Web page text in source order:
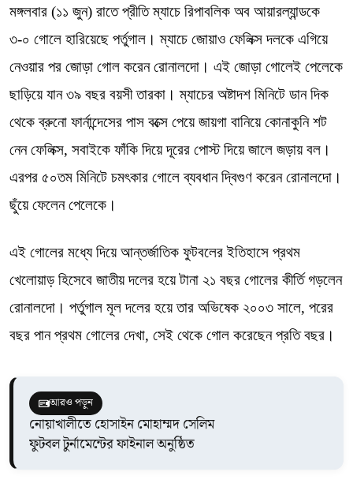
মঙ্গলবার (১১ জুন) রাতে প্রীতি ম্যাচে রিপাবলিক অব আয়ারল্যান্ডকে
৩-০ গোলে হারিয়েছে পর্তুগাল। ম্যাচে জোয়াও ফেলিক্স দলকে এগিয়ে
নেওয়ার পর জোড়া গোল করেন রোনালদো। এই জোড়া গোলেই পেলেকে
ছাড়িয়ে যান ৩৯ বছর বয়সী তারকা। ম্যাচের অষ্টাদশ মিনিটে ডান দিক
থেকে ব্রুনো ফার্নান্দেসের পাস বক্সে পেয়ে জায়গা বানিয়ে কোনাকুনি শট
নেন ফেলিক্স, সবাইকে ফাঁকি দিয়ে দূরের পোস্ট দিয়ে জালে জড়ায় বল।
এরপর ৫০তম মিনিটে চমৎকার গোলে ব্যবধান দ্বিগুণ করেন রোনালদো।
ছুঁয়ে ফেলেন পেলেকে।
এই গোলের মধ্যে দিয়ে আন্তর্জাতিক ফুটবলের ইতিহাসে প্রথম
খেলোয়াড় হিসেবে জাতীয় দলের হয়ে টানা ২১ বছর গোলের কীর্তি গড়লেন
রোনালদো। পর্তুগাল মূল দলের হয়ে তার অভিষেক ২০০৩ সালে, পরের
বছর পান প্রথম গোলের দেখা, সেই থেকে গোল করেছেন প্রতি বছর।
আরও পড়ুন
নোয়াখালীতে হোসাইন মোহাম্মদ সেলিম
ফুটবল টুর্নামেন্টের ফাইনাল অনুষ্ঠিত